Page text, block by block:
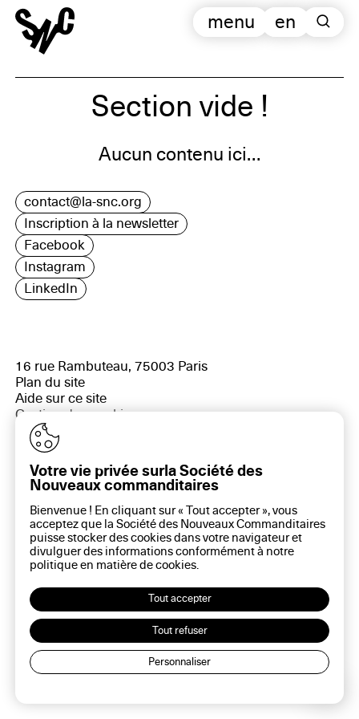
en
menu
Section vide !
Aucun contenu ici…
contact@la-snc.org
Inscription à la newsletter
Facebook
Instagram
LinkedIn
16 rue Rambuteau, 75003 Paris
Plan du site
Aide sur ce site
Gestion des cookies
Politique des cookies
Politique de confidentialité
Mentions légales
Votre vie privée surla Société des
Nouveaux commanditaires
Bienvenue ! En cliquant sur « Tout accepter », vous
acceptez que la Société des Nouveaux Commanditaires
puisse stocker des cookies dans votre navigateur et
divulguer des informations conformément à notre
politique en matière decookies.
Tout accepter
Tout refuser
Personnaliser